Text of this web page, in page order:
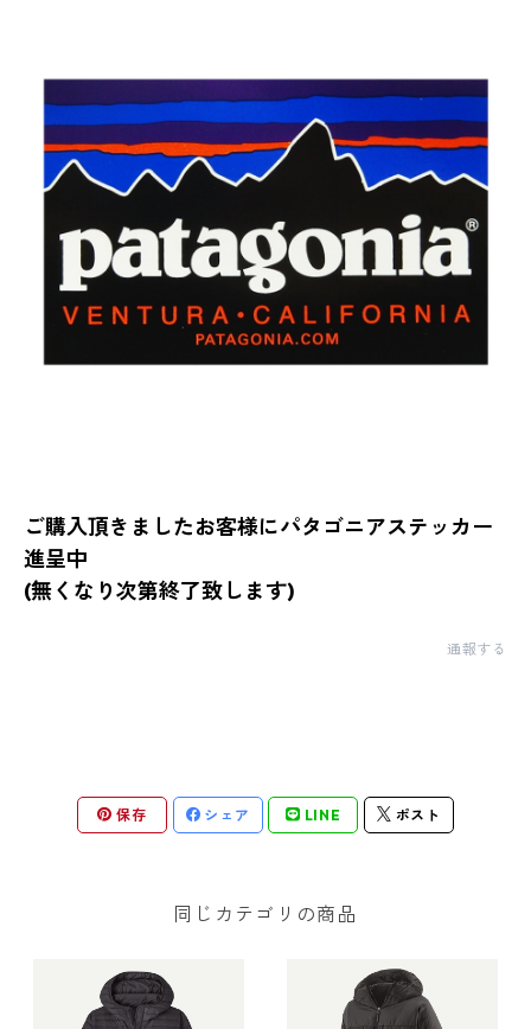
ご購入頂きましたお客様にパタゴニアステッカー
進呈中
(無くなり次第終了致します)
通報する
保存 シェア LINE ポスト
同じカテゴリの商品